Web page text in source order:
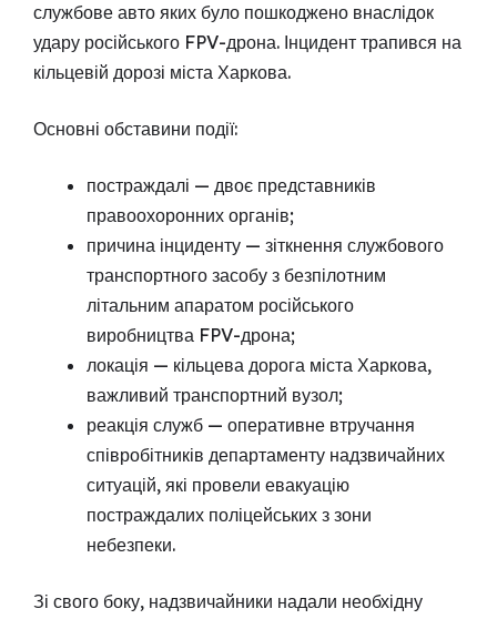
службове авто яких було пошкоджено внаслідок
удару російського FPV-дрона. Інцидент трапився на
кільцевій дорозі міста Харкова.
Основні обставини події:
постраждалі — двоє представників
правоохоронних органів;
причина інциденту — зіткнення службового
транспортного засобу з безпілотним
літальним апаратом російського
виробництва FPV-дрона;
локація — кільцева дорога міста Харкова,
важливий транспортний вузол;
реакція служб — оперативне втручання
співробітників департаменту надзвичайних
ситуацій, які провели евакуацію
постраждалих поліцейських з зони
небезпеки.
Зі свого боку, надзвичайники надали необхідну